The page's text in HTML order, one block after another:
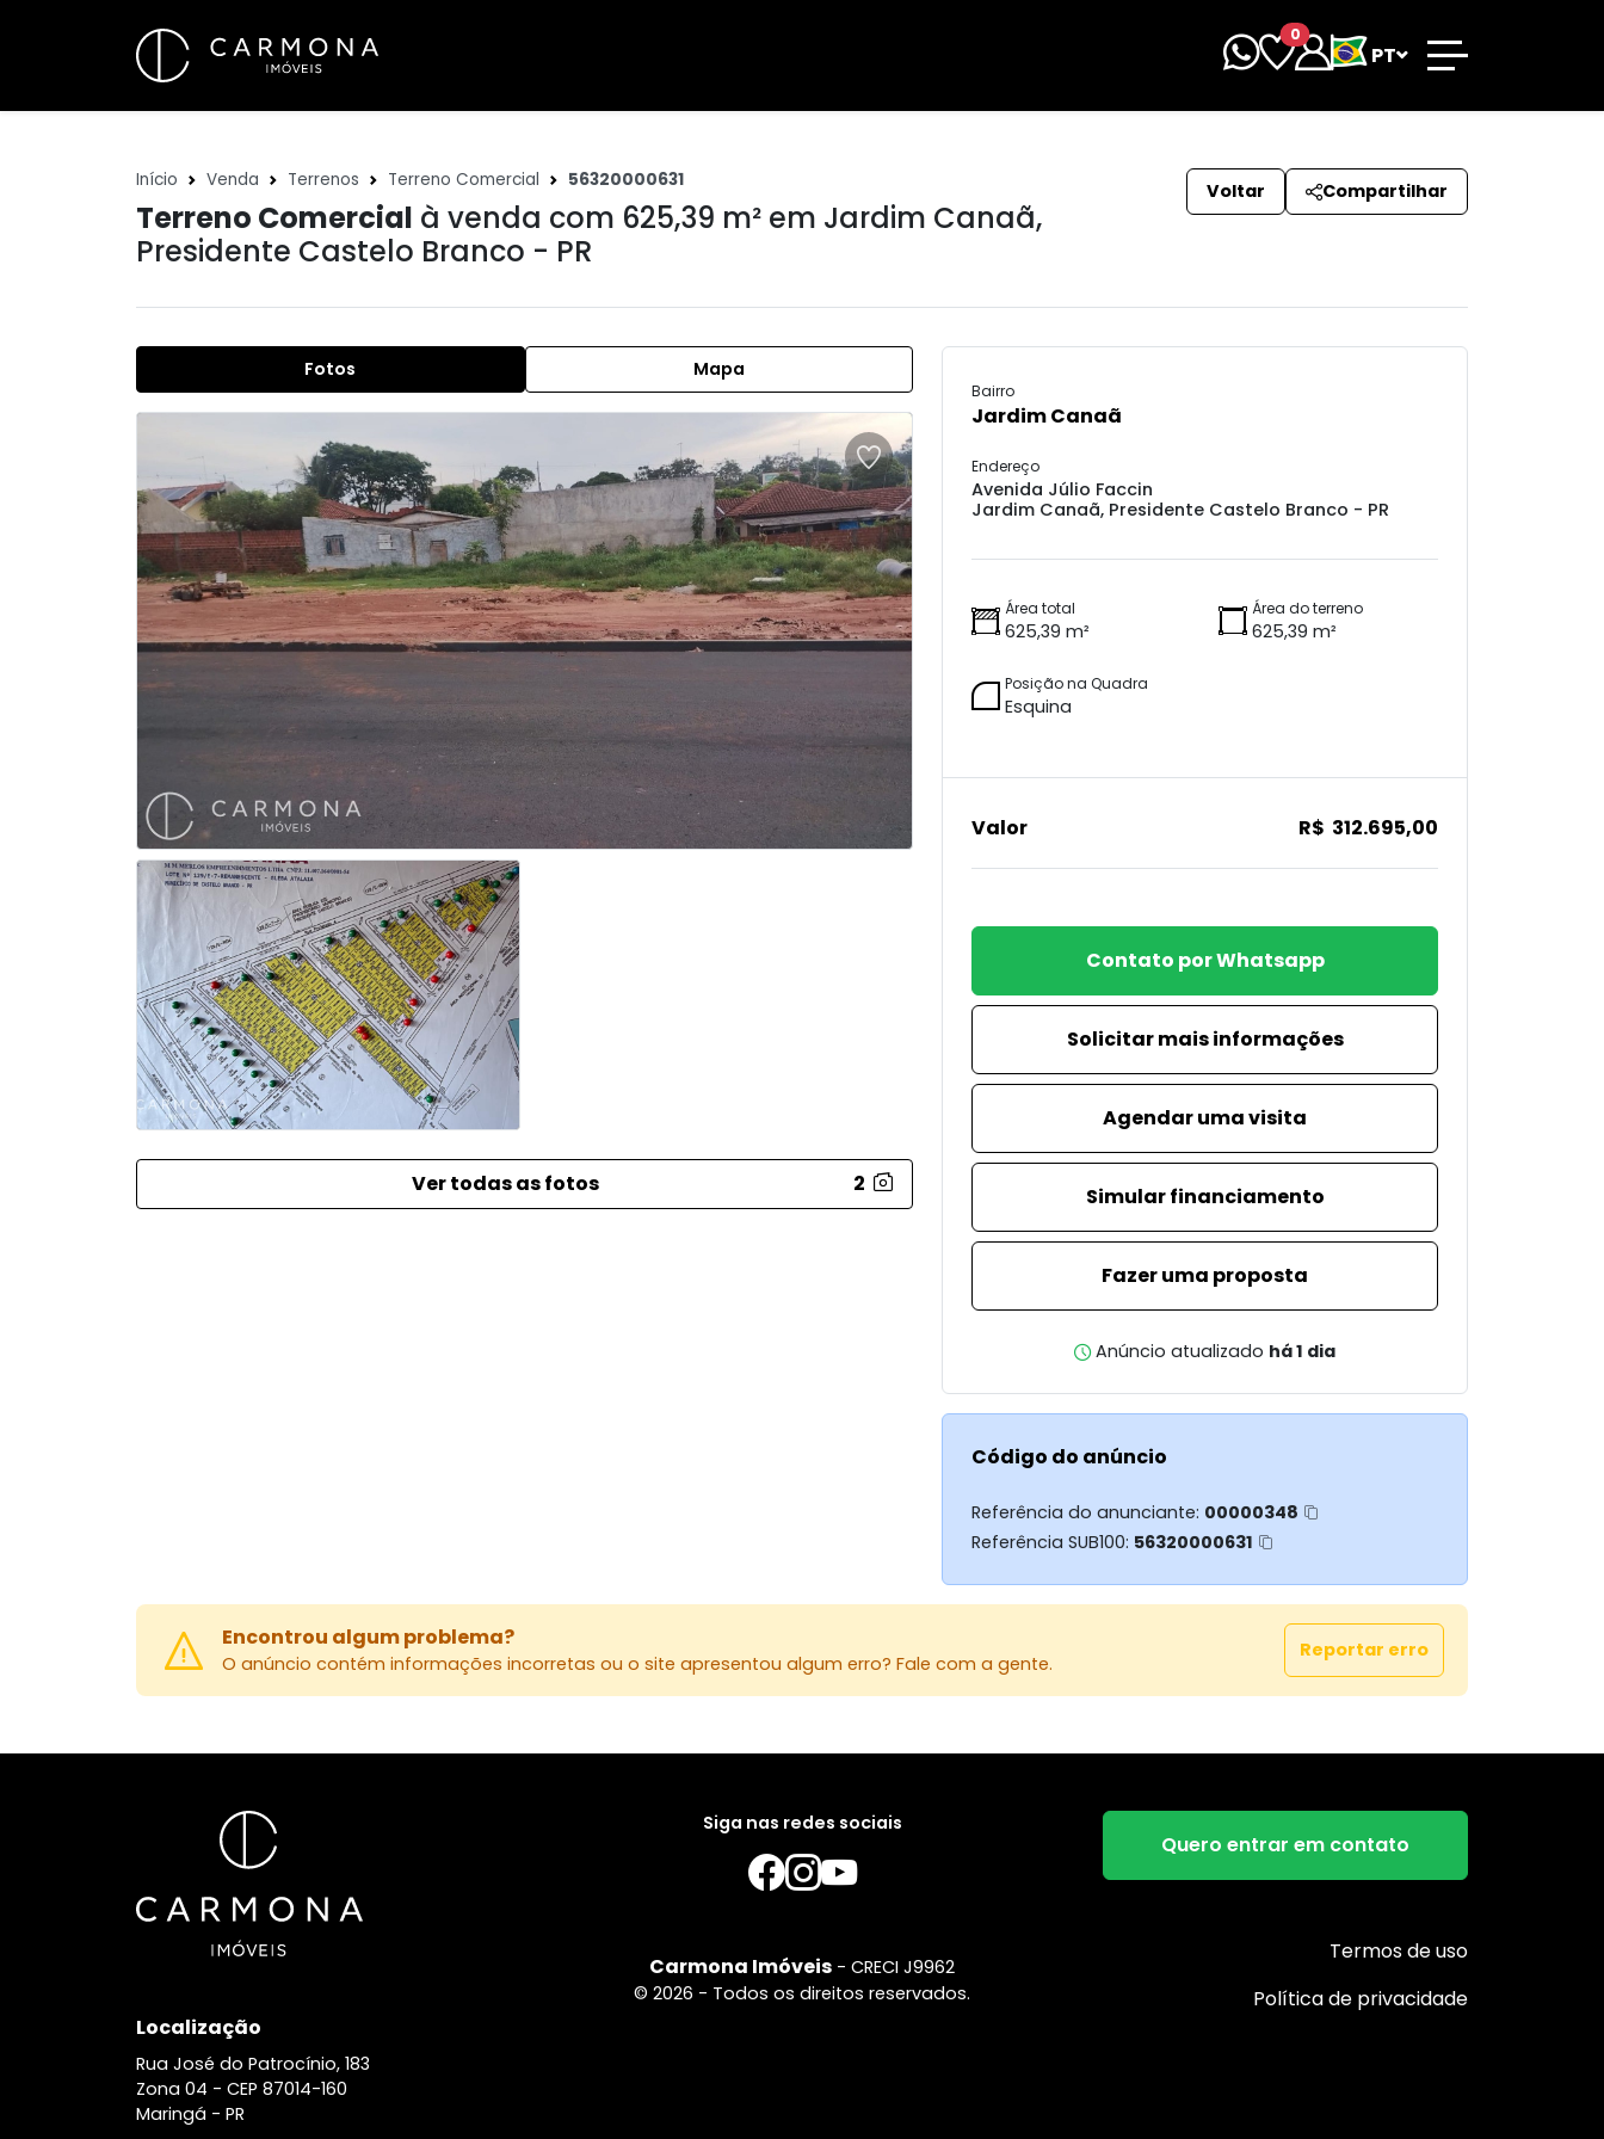
0
PT
Início Venda Terrenos Terreno Comercial 56320000631
Terreno Comercial à venda com 625,39 m² em Jardim Canaã,
Presidente Castelo Branco - PR
Voltar Compartilhar
Fotos Mapa
Ver todas as fotos 2
Bairro
Jardim Canaã
Endereço
Avenida Júlio Faccin
Jardim Canaã, Presidente Castelo Branco - PR
Área total
625,39 m²
Área do terreno
625,39 m²
Posição na Quadra
Esquina
Valor R$ 312.695,00
Contato por Whatsapp
Solicitar mais informações
Agendar uma visita
Simular financiamento
Fazer uma proposta
Anúncio atualizado há 1 dia
Código do anúncio
Referência do anunciante: 00000348
Referência SUB100: 56320000631
Encontrou algum problema?
O anúncio contém informações incorretas ou o site apresentou algum erro? Fale com a gente.
Reportar erro
Localização
Rua José do Patrocínio, 183
Zona 04 - CEP 87014-160
Maringá - PR
Siga nas redes sociais
Carmona Imóveis - CRECI J9962
© 2026 - Todos os direitos reservados.
Quero entrar em contato
Termos de uso
Política de privacidade